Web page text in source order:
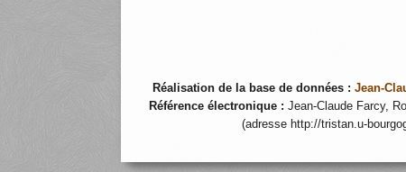
Réalisation de la base de données : Jean-
Référence électronique : Jean-Claude Farcy,
(adresse http://tristan.u-